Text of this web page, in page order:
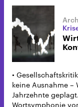
•
keine Ausnahme –
Jahrzehnte
Wortsymphonie